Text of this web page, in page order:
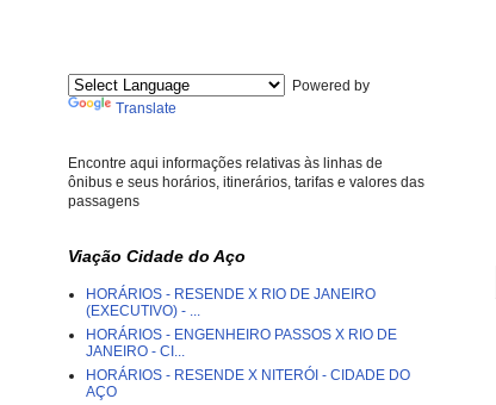
Powered by
Translate
Encontre aqui informações relativas às linhas de
ônibus e seus horários, itinerários, tarifas e valores das
passagens
Viação Cidade do Aço
HORÁRIOS - RESENDE X RIO DE JANEIRO
(EXECUTIVO) - ...
HORÁRIOS - ENGENHEIRO PASSOS X RIO DE
JANEIRO - CI...
HORÁRIOS - RESENDE X NITERÓI - CIDADE DO
AÇO